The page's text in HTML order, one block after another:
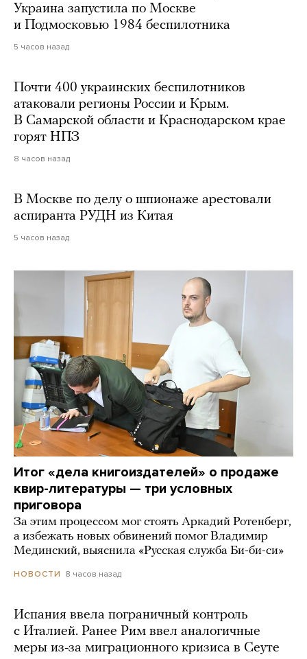
Украина запустила по Москве
и Подмосковью 1984 беспилотника
5 часов назад
Почти 400 украинских беспилотников
атаковали регионы России и Крым.
В Самарской области и Краснодарском крае
горят НПЗ
8 часов назад
В Москве по делу о шпионаже арестовали
аспиранта РУДН из Китая
5 часов назад
Итог «дела книгоиздателей» о продаже
квир-литературы — три условных
приговора
За этим процессом мог стоять Аркадий Ротенберг,
а избежать новых обвинений помог Владимир
Мединский, выяснила «Русская служба Би-би-си»
НОВОСТИ 8 часов назад
Испания ввела пограничный контроль
с Италией. Ранее Рим ввел аналогичные
меры из-за миграционного кризиса в Сеуте